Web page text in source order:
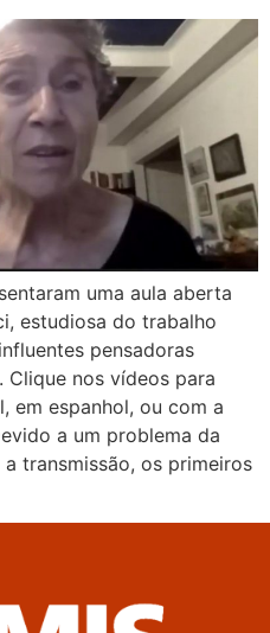
uma aula aberta
estudiosa do trabalho
pensadoras
Clique nos vídeos para
em espanhol, ou com a
a um problema da
transmissão, os primeiros